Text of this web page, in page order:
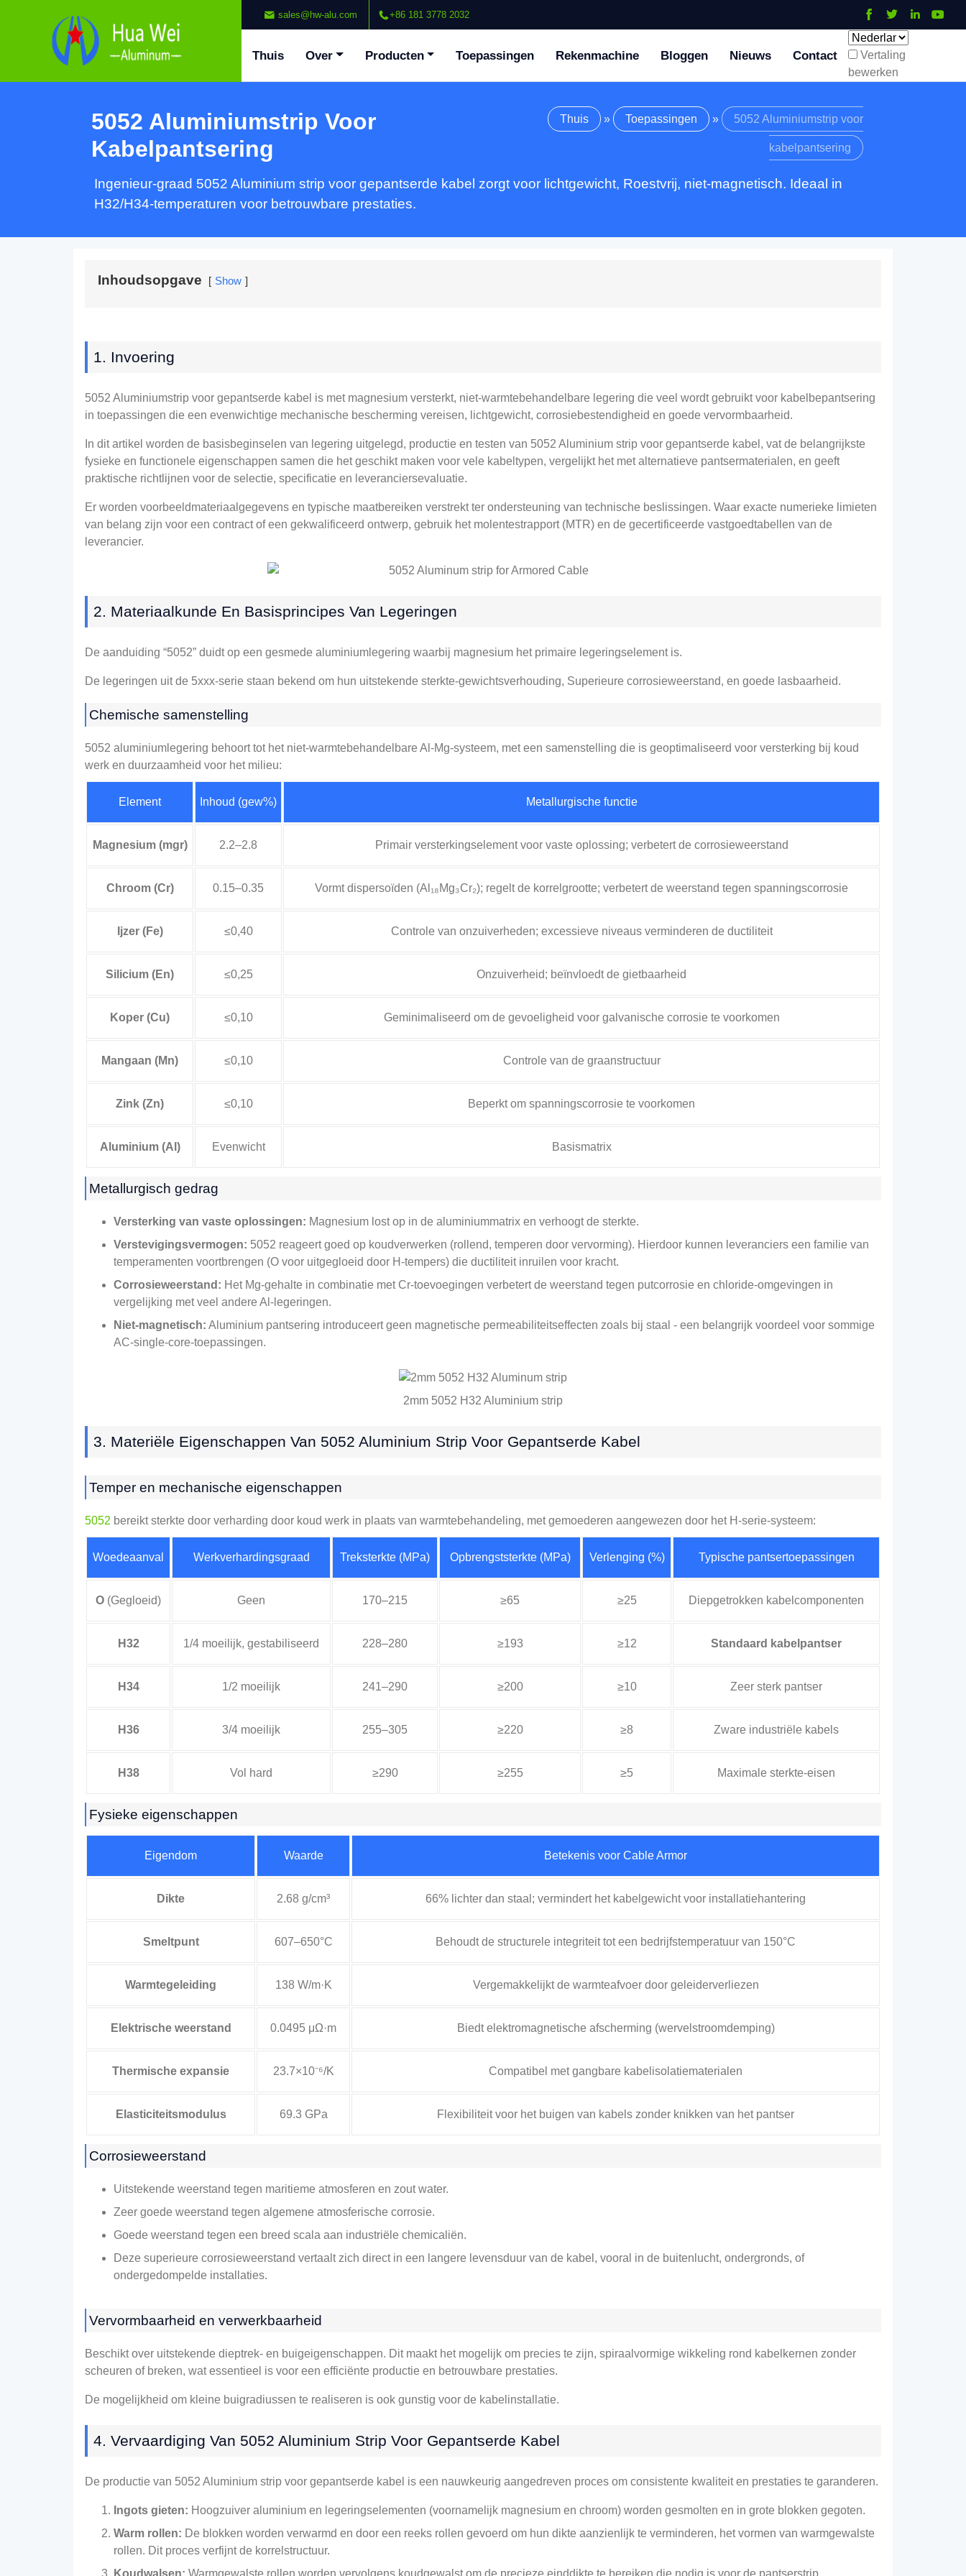
sales@hw-alu.com +86 181 3778 2032
Thuis Over Producten Toepassingen Rekenmachine Bloggen Nieuws Contact
Vertaling
bewerken
5052 Aluminiumstrip Voor
Kabelpantsering
Thuis » Toepassingen » 5052 Aluminiumstrip voor
kabelpantsering
Ingenieur-graad 5052 Aluminium strip voor gepantserde kabel zorgt voor lichtgewicht, Roestvrij, niet-magnetisch. Ideaal in
H32/H34-temperaturen voor betrouwbare prestaties.
Inhoudsopgave Show
1. Invoering
5052 Aluminiumstrip voor gepantserde kabel is met magnesium versterkt, niet-warmtebehandelbare legering die veel wordt gebruikt voor kabelbepantsering
in toepassingen die een evenwichtige mechanische bescherming vereisen, lichtgewicht, corrosiebestendigheid en goede vervormbaarheid.
In dit artikel worden de basisbeginselen van legering uitgelegd, productie en testen van 5052 Aluminium strip voor gepantserde kabel, vat de belangrijkste
fysieke en functionele eigenschappen samen die het geschikt maken voor vele kabeltypen, vergelijkt het met alternatieve pantsermaterialen, en geeft
praktische richtlijnen voor de selectie, specificatie en leveranciersevaluatie.
Er worden voorbeeldmateriaalgegevens en typische maatbereiken verstrekt ter ondersteuning van technische beslissingen. Waar exacte numerieke limieten
van belang zijn voor een contract of een gekwalificeerd ontwerp, gebruik het molentestrapport (MTR) en de gecertificeerde vastgoedtabellen van de
leverancier.
2. Materiaalkunde En Basisprincipes Van Legeringen
De aanduiding “5052” duidt op een gesmede aluminiumlegering waarbij magnesium het primaire legeringselement is.
De legeringen uit de 5xxx-serie staan ​​bekend om hun uitstekende sterkte-gewichtsverhouding, Superieure corrosieweerstand, en goede lasbaarheid.
Chemische samenstelling
5052 aluminiumlegering behoort tot het niet-warmtebehandelbare Al-Mg-systeem, met een samenstelling die is geoptimaliseerd voor versterking bij koud
werk en duurzaamheid voor het milieu:
Element Inhoud (gew%) Metallurgische functie
Magnesium (mgr) 2.2–2.8 Primair versterkingselement voor vaste oplossing; verbetert de corrosieweerstand
Chroom (Cr) 0.15–0.35 Vormt dispersoïden (Al₁₈Mg₃Cr₂); regelt de korrelgrootte; verbetert de weerstand tegen spanningscorrosie
Ijzer (Fe) ≤0,40 Controle van onzuiverheden; excessieve niveaus verminderen de ductiliteit
Silicium (En) ≤0,25 Onzuiverheid; beïnvloedt de gietbaarheid
Koper (Cu) ≤0,10 Geminimaliseerd om de gevoeligheid voor galvanische corrosie te voorkomen
Mangaan (Mn) ≤0,10 Controle van de graanstructuur
Zink (Zn) ≤0,10 Beperkt om spanningscorrosie te voorkomen
Aluminium (Al) Evenwicht Basismatrix
Metallurgisch gedrag
Versterking van vaste oplossingen: Magnesium lost op in de aluminiummatrix en verhoogt de sterkte.
Verstevigingsvermogen: 5052 reageert goed op koudverwerken (rollend, temperen door vervorming). Hierdoor kunnen leveranciers een familie van
temperamenten voortbrengen (O voor uitgegloeid door H-tempers) die ductiliteit inruilen voor kracht.
Corrosieweerstand: Het Mg-gehalte in combinatie met Cr-toevoegingen verbetert de weerstand tegen putcorrosie en chloride-omgevingen in
vergelijking met veel andere Al-legeringen.
Niet-magnetisch: Aluminium pantsering introduceert geen magnetische permeabiliteitseffecten zoals bij staal - een belangrijk voordeel voor sommige
AC-single-core-toepassingen.
2mm 5052 H32 Aluminium strip
3. Materiële Eigenschappen Van 5052 Aluminium Strip Voor Gepantserde Kabel
Temper en mechanische eigenschappen
5052 bereikt sterkte door verharding door koud werk in plaats van warmtebehandeling, met gemoederen aangewezen door het H-serie-systeem:
Woedeaanval Werkverhardingsgraad Treksterkte (MPa) Opbrengststerkte (MPa) Verlenging (%) Typische pantsertoepassingen
O (Gegloeid) Geen 170–215 ≥65 ≥25 Diepgetrokken kabelcomponenten
H32 1/4 moeilijk, gestabiliseerd 228–280 ≥193 ≥12 Standaard kabelpantser
H34 1/2 moeilijk 241–290 ≥200 ≥10 Zeer sterk pantser
H36 3/4 moeilijk 255–305 ≥220 ≥8 Zware industriële kabels
H38 Vol hard ≥290 ≥255 ≥5 Maximale sterkte-eisen
Fysieke eigenschappen
Eigendom Waarde Betekenis voor Cable Armor
Dikte 2.68 g/cm³ 66% lichter dan staal; vermindert het kabelgewicht voor installatiehantering
Smeltpunt 607–650°C Behoudt de structurele integriteit tot een bedrijfstemperatuur van 150°C
Warmtegeleiding 138 W/m·K Vergemakkelijkt de warmteafvoer door geleiderverliezen
Elektrische weerstand 0.0495 μΩ·m Biedt elektromagnetische afscherming (wervelstroomdemping)
Thermische expansie 23.7×10⁻⁶/K Compatibel met gangbare kabelisolatiematerialen
Elasticiteitsmodulus 69.3 GPa Flexibiliteit voor het buigen van kabels zonder knikken van het pantser
Corrosieweerstand
Uitstekende weerstand tegen maritieme atmosferen en zout water.
Zeer goede weerstand tegen algemene atmosferische corrosie.
Goede weerstand tegen een breed scala aan industriële chemicaliën.
Deze superieure corrosieweerstand vertaalt zich direct in een langere levensduur van de kabel, vooral in de buitenlucht, ondergronds, of
ondergedompelde installaties.
Vervormbaarheid en verwerkbaarheid
Beschikt over uitstekende dieptrek- en buigeigenschappen. Dit maakt het mogelijk om precies te zijn, spiraalvormige wikkeling rond kabelkernen zonder
scheuren of breken, wat essentieel is voor een efficiënte productie en betrouwbare prestaties.
De mogelijkheid om kleine buigradiussen te realiseren is ook gunstig voor de kabelinstallatie.
4. Vervaardiging Van 5052 Aluminium Strip Voor Gepantserde Kabel
De productie van 5052 Aluminium strip voor gepantserde kabel is een nauwkeurig aangedreven proces om consistente kwaliteit en prestaties te garanderen.
Ingots gieten: Hoogzuiver aluminium en legeringselementen (voornamelijk magnesium en chroom) worden gesmolten en in grote blokken gegoten.
Warm rollen: De blokken worden verwarmd en door een reeks rollen gevoerd om hun dikte aanzienlijk te verminderen, het vormen van warmgewalste
rollen. Dit proces verfijnt de korrelstructuur.
Koudwalsen: Warmgewalste rollen worden vervolgens koudgewalst om de precieze einddikte te bereiken die nodig is voor de pantserstrip.